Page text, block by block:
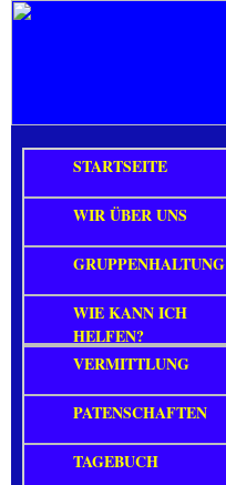
STARTSEITE
WIR ÜBER UNS
GRUPPENHALTUNG
WIE KANN ICH
HELFEN?
VERMITTLUNG
PATENSCHAFTEN
TAGEBUCH